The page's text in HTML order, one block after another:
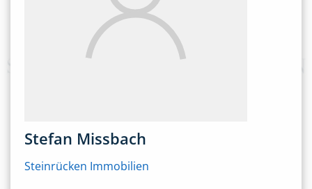
Stefan Missbach
Steinrücken Immobilien